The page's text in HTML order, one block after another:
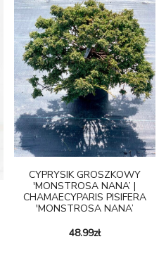
CYPRYSIK GROSZKOWY
'MONSTROSA NANA’ |
CHAMAECYPARIS PISIFERA
'MONSTROSA NANA’
48.99zł